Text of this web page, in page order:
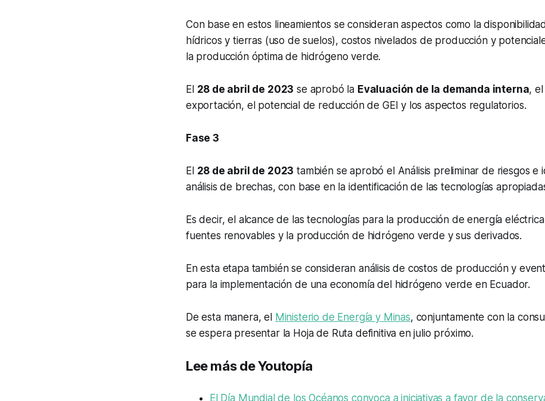
Con base en estos lineamientos se consideran aspectos como la
hídricos y tierras (uso de suelos), costos nivelados de producción y
la producción óptima de hidrógeno verde.
El 28 de abril de 2023 se aprobó la Evaluación de la demanda interna,
exportación, el potencial de reducción de GEI y los aspectos regulatorios.
Fase 3
El 28 de abril de 2023 también se aprobó el Análisis preliminar de riesgos e
análisis de brechas, con base en la identificación de las tecnologías
Es decir, el alcance de las tecnologías para la producción de energía
fuentes renovables y la producción de hidrógeno verde y sus derivados.
En esta etapa también se consideran análisis de costos de producción y
para la implementación de una economía del hidrógeno verde en Ecuador.
De esta manera, el Ministerio de Energía y Minas, conjuntamente con la
se espera presentar la Hoja de Ruta definitiva en julio próximo.
Lee más de Youtopía
El Día Mundial de los Océanos convoca a iniciativas a favor de la